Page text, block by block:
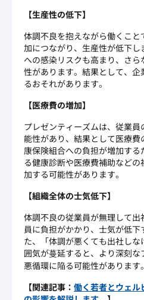
【生産性の低下】
体調不良を抱えながら働くこ
加につながり、生産性が低下
への感染リスクも高まり、さ
性があります。結果として、
るおそれがあります。
【医療費の増加】
プレゼンティーズムは、従業
能性があり、結果として医療
康保険組合への負担が増加す
る健康診断や医療費補助など
加する可能性があります。
【組織全体の士気低下】
体調不良の従業員が無理して
員に負担がかかり、士気が低
た、「体調が悪くても出社し
囲気が蔓延すると、より深刻な
悪循環に陥る可能性があります。
【関連記事： 働く若者とウェル